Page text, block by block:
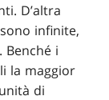
D’altra
infinite,
i
la maggior
di